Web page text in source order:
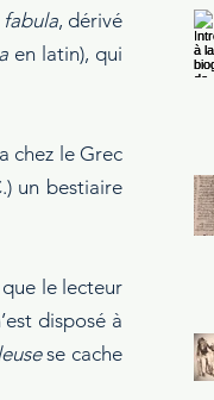
fabula, dérivé
en latin), qui
chez le Grec
un bestiaire
le lecteur
disposé à
se cache